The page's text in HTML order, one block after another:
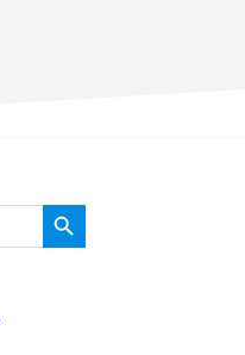
Botón de búsqueda